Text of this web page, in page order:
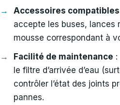
Accessoires compatibles
accepte les buses, lances
mousse correspondant à
Facilité de maintenance
le filtre d’arrivée d’eau
contrôler l’état des joints
pannes.